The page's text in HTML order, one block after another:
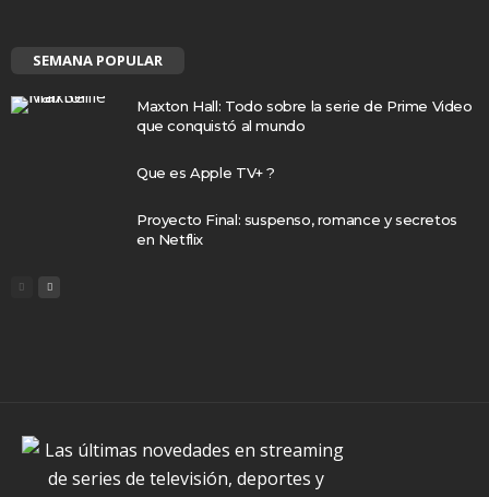
SEMANA POPULAR
Maxton Hall: Todo sobre la serie de Prime Video
que conquistó al mundo
Que es Apple TV+ ?
Proyecto Final: suspenso, romance y secretos
en Netflix